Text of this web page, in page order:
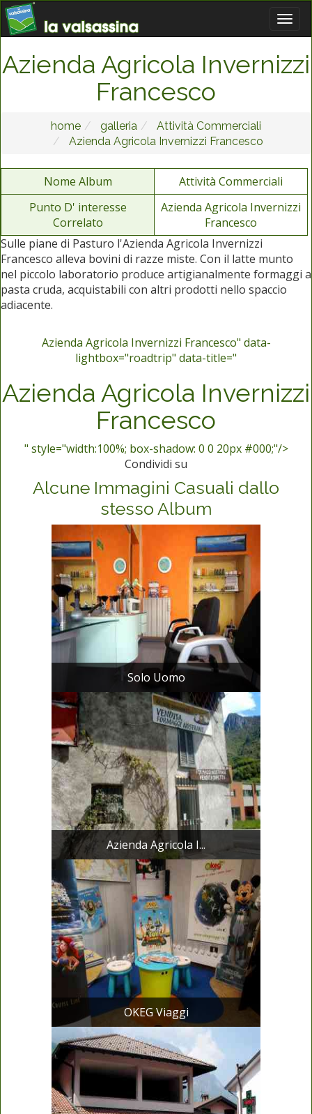
Azienda Agricola Invernizzi
Francesco
home galleria
Attività Commerciali
Azienda Agricola Invernizzi Francesco
Nome Album
Attività Commerciali
Punto D' interesse
Correlato
Azienda Agricola Invernizzi
Francesco
Sulle piane di Pasturo l'Azienda Agricola Invernizzi
Francesco alleva bovini di razze miste. Con il latte munto
nel piccolo laboratorio produce artigianalmente formaggi a
pasta cruda, acquistabili con altri prodotti nello spaccio
adiacente.
Azienda Agricola Invernizzi Francesco" data-
lightbox="roadtrip" data-title="
Azienda Agricola Invernizzi
Francesco
" style="width:100%; box-shadow: 0 0 20px #000;"/>
Condividi su
Alcune Immagini Casuali dallo
stesso Album
Solo Uomo
Azienda Agricola I...
OKEG Viaggi